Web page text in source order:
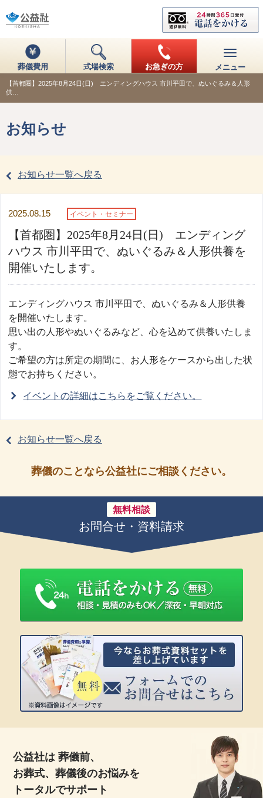
葬儀費用 式場検索 お急ぎの方 メニュー
【首都圏】2025年8月24日(日) エンディングハウス 市川平田で、ぬいぐるみ＆人形
供…
お知らせ
お知らせ一覧へ戻る
2025.08.15 イベント・セミナー
【首都圏】2025年8月24日(日) エンディング
ハウス 市川平田で、ぬいぐるみ＆人形供養を
開催いたします。
エンディングハウス 市川平田で、ぬいぐるみ＆人形供養
を開催いたします。
思い出の人形やぬいぐるみなど、心を込めて供養いたしま
す。
ご希望の方は所定の期間に、お人形をケースから出した状
態でお持ちください。
イベントの詳細はこちらをご覧ください。
お知らせ一覧へ戻る
葬儀のことなら公益社にご相談ください。
無料相談
お問合せ・資料請求
公益社は 葬儀前、
お葬式、葬儀後のお悩みを
トータルでサポート